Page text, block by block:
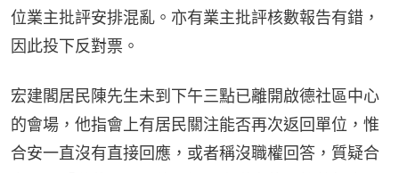
位業主批評安排混亂。亦有業主批評核數報告有錯，
因此投下反對票。
宏建閣居民陳先生未到下午三點已離開啟德社區中心
的會場，他指會上有居民關注能否再次返回單位，惟
合安一直沒有直接回應，或者稱沒職權回答，質疑合